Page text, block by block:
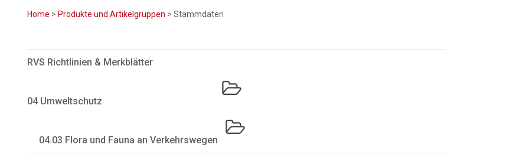
Home > Produkte und Artikelgruppen > Stammdaten
RVS Richtlinien & Merkblätter
04 Umweltschutz
04.03 Flora und Fauna an Verkehrswegen